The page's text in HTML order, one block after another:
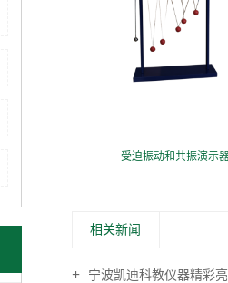
受迫振动和共振演示
相关新闻
宁波凯迪科教仪器精彩